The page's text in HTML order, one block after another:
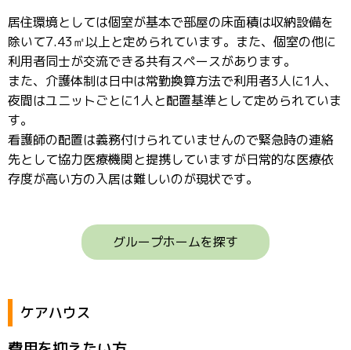
居住環境としては個室が基本で部屋の床面積は収納設備を
除いて7.43㎡以上と定められています。また、個室の他に
利用者同士が交流できる共有スペースがあります。
また、介護体制は日中は常勤換算方法で利用者3人に1人、
夜間はユニットごとに1人と配置基準として定められていま
す。
看護師の配置は義務付けられていませんので緊急時の連絡
先として協力医療機関と提携していますが日常的な医療依
存度が高い方の入居は難しいのが現状です。
グループホームを探す
ケアハウス